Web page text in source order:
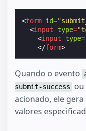
<form id=
<input type=
<input type=
</form>
Quando o evento
submit-success
ou
acionado, ele
valores